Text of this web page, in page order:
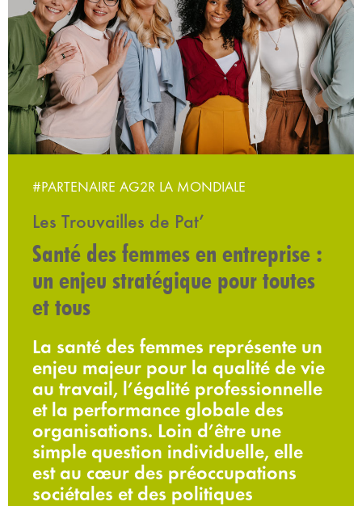
#PARTENAIRE AG2R LA MONDIALE
Les Trouvailles de Pat’
Santé des femmes en entreprise :
un enjeu stratégique pour toutes
et tous
La santé des femmes représente un
enjeu majeur pour la qualité de vie
au travail, l’égalité professionnelle
et la performance globale des
organisations. Loin d’être une
simple question individuelle, elle
est au cœur des préoccupations
sociétales et des politiques